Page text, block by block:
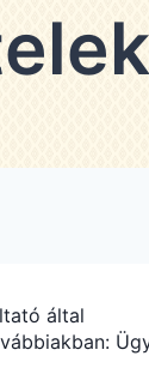
által